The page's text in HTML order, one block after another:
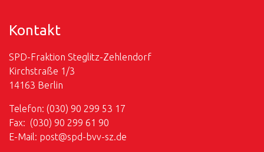
Kontakt
SPD-Fraktion Steglitz-Zehlendorf
Kirchstraße 1/3
14163 Berlin
Telefon: (030) 90 299 53 17
Fax: (030) 90 299 61 90
E-Mail: post@spd-bvv-sz.de